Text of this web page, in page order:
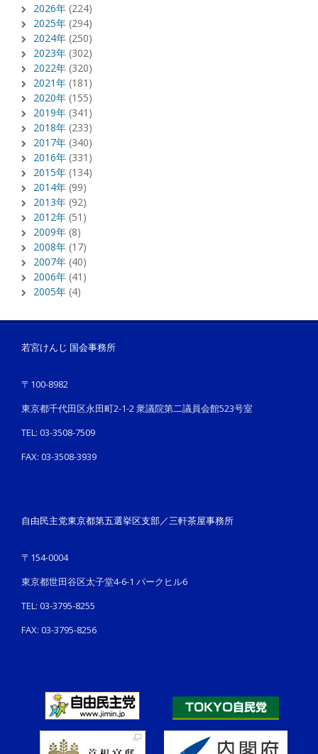
2026年 (224)
2025年 (294)
2024年 (250)
2023年 (302)
2022年 (320)
2021年 (181)
2020年 (155)
2019年 (341)
2018年 (233)
2017年 (340)
2016年 (331)
2015年 (134)
2014年 (99)
2013年 (92)
2012年 (51)
2009年 (8)
2008年 (17)
2007年 (40)
2006年 (41)
2005年 (4)
若宮けんじ 国会事務所
〒100-8982
東京都千代田区永田町2-1-2 衆議院第二議員会館523号室
TEL: 03-3508-7509
FAX: 03-3508-3939
自由民主党東京都第五選挙区支部／三軒茶屋事務所
〒154-0004
東京都世田谷区太子堂4-6-1 パークヒル6
TEL: 03-3795-8255
FAX: 03-3795-8256